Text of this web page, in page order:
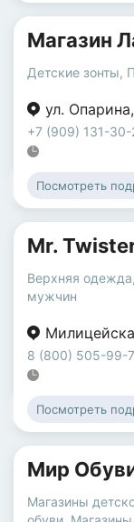
Магазин
Детские зонты,
ул. Опарина,
+7 (909) 131-30-
Посмотреть
Mr.
Верхняя одежда,
мужчин
8 (800) 505-99-
Посмотреть
Мир
Магазины